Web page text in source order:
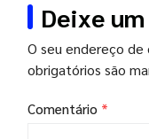
Deixe
O seu endereço de
obrigatórios são
Comentário *